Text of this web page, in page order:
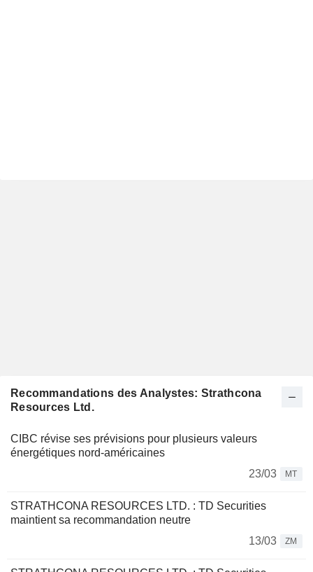
Recommandations des Analystes: Strathcona
Resources Ltd.
CIBC révise ses prévisions pour plusieurs valeurs
énergétiques nord-américaines
23/03
MT
STRATHCONA RESOURCES LTD. : TD Securities
maintient sa recommandation neutre
13/03
ZM